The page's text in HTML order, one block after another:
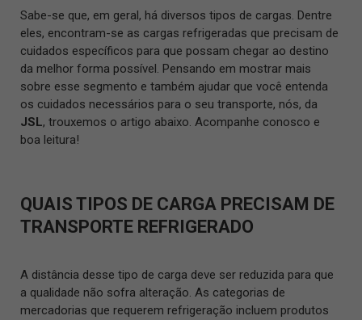
Sabe-se que, em geral, há diversos tipos de cargas. Dentre
eles, encontram-se as cargas refrigeradas que precisam de
cuidados específicos para que possam chegar ao destino
da melhor forma possível. Pensando em mostrar mais
sobre esse segmento e também ajudar que você entenda
os cuidados necessários para o seu transporte, nós, da
JSL, trouxemos o artigo abaixo. Acompanhe conosco e
boa leitura!
QUAIS TIPOS DE CARGA PRECISAM DE
TRANSPORTE REFRIGERADO
A distância desse tipo de carga deve ser reduzida para que
a qualidade não sofra alteração. As categorias de
mercadorias que requerem refrigeração incluem produtos